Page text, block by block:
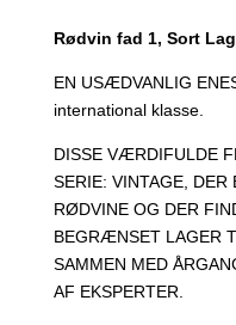
Rødvin fad 1, Sort
EN USÆDVANLIG
international klasse.
DISSE VÆRDIFULDE
SERIE: VINTAGE, DER
RØDVINE OG DER
BEGRÆNSET LAGER
SAMMEN MED
AF EKSPERTER.